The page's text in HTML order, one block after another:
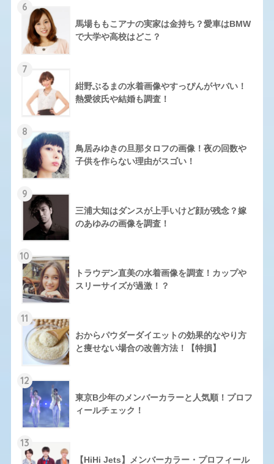
6
馬場ももこアナの実家は金持ち？愛車はBMW
で大学や高校はどこ？
7
紺野ぶるまの水着画像やすっぴんがヤバい！
熱愛彼氏や結婚も調査！
8
鳥居みゆきの旦那タロフの画像！夜の回数や
子供を作らない理由がスゴい！
9
三浦大知はダンスが上手いけど顔が残念？嫁
のあゆみの画像を調査！
10
トラウデン直美の水着画像を調査！カップや
スリーサイズが過激！？
11
おからパウダーダイエットの効果的なやり方
と痩せない場合の改善方法！【特損】
12
東京B少年のメンバーカラーと人気順！プロフ
ィールチェック！
13
【HiHi Jets】メンバーカラー・プロフィール